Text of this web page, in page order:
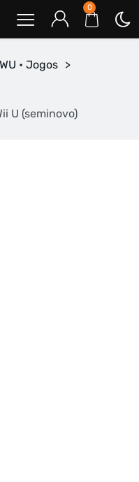
0
WU • Jogos >
U (seminovo)